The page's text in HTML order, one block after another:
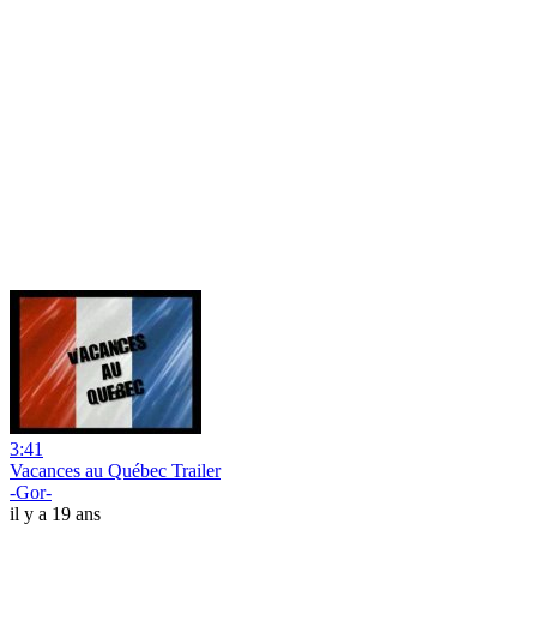
3:41
Vacances au Québec Trailer
-Gor-
il y a 19 ans